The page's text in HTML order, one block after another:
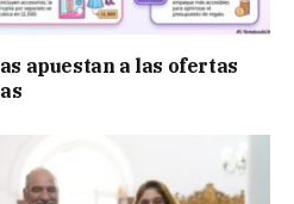
apuestan a las ofertas